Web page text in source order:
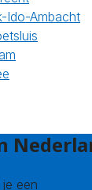
Ido-Ambacht
een